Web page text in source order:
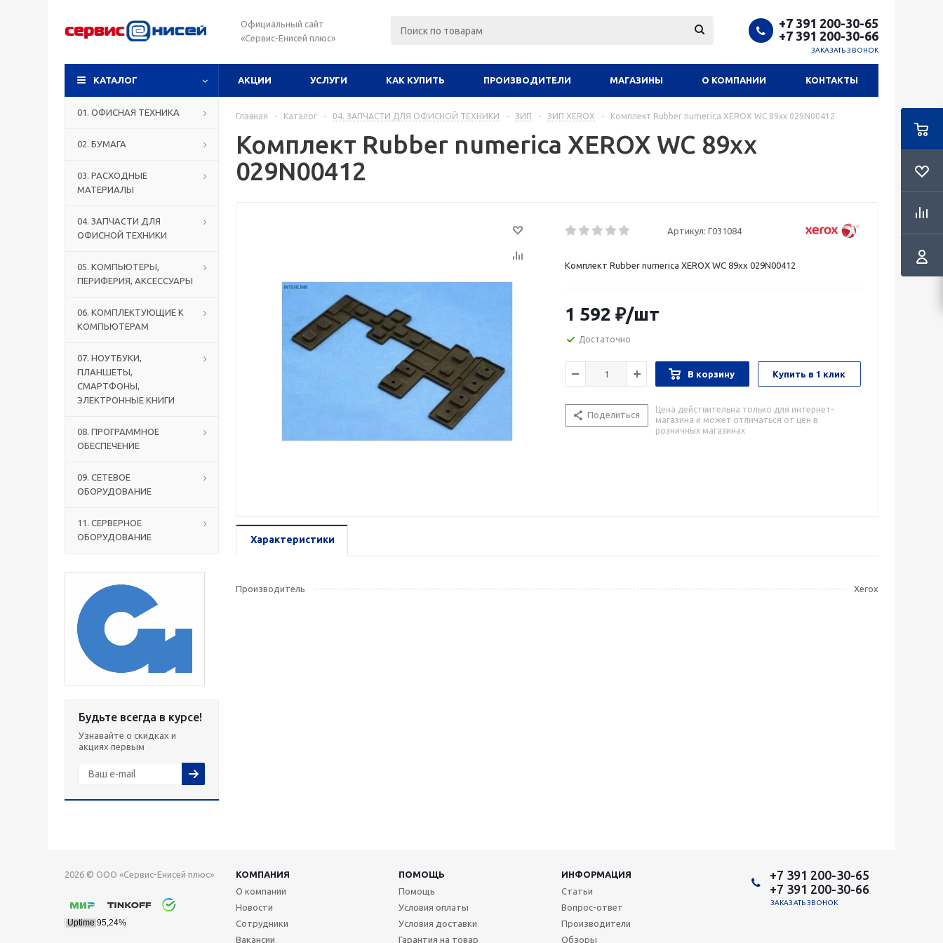
Официальный сайт
«Сервис-Енисей плюс»
+7 391 200-30-65
+7 391 200-30-66
ЗАКАЗАТЬ ЗВОНОК
КАТАЛОГ АКЦИИ УСЛУГИ КАК КУПИТЬ ПРОИЗВОДИТЕЛИ МАГАЗИНЫ О КОМПАНИИ КОНТАКТЫ
01. ОФИСНАЯ ТЕХНИКА
02. БУМАГА
03. РАСХОДНЫЕ
МАТЕРИАЛЫ
04. ЗАПЧАСТИ ДЛЯ
ОФИСНОЙ ТЕХНИКИ
05. КОМПЬЮТЕРЫ,
ПЕРИФЕРИЯ, АКСЕССУАРЫ
06. КОМПЛЕКТУЮЩИЕ К
КОМПЬЮТЕРАМ
07. НОУТБУКИ,
ПЛАНШЕТЫ,
СМАРТФОНЫ,
ЭЛЕКТРОННЫЕ КНИГИ
08. ПРОГРАММНОЕ
ОБЕСПЕЧЕНИЕ
09. СЕТЕВОЕ
ОБОРУДОВАНИЕ
11. СЕРВЕРНОЕ
ОБОРУДОВАНИЕ
Будьте всегда в курсе!
Узнавайте о скидках и
акциях первым
Главная - Каталог - 04. ЗАПЧАСТИ ДЛЯ ОФИСНОЙ ТЕХНИКИ - ЗИП - ЗИП XEROX - Комплект Rubber numerica XEROX WC 89xx 029N00412
Комплект Rubber numerica XEROX WC 89xx
029N00412
Артикул: Г031084
Комплект Rubber numerica XEROX WC 89xx 029N00412
1 592 ₽/шт
Достаточно
В корзину Купить в 1 клик
Поделиться
Цена действительна только для интернет-
магазина и может отличаться от цен в
розничных магазинах
Характеристики
Производитель Xerox
2026 © ООО «Сервис-Енисей плюс» КОМПАНИЯ ПОМОЩЬ
ИНФОРМАЦИЯ
О компании
Новости
Сотрудники
Вакансии
Помощь
Условия оплаты
Условия доставки
Гарантия на товар
Статьи
Вопрос-ответ
Производители
Обзоры
+7 391 200-30-65
+7 391 200-30-66
ЗАКАЗАТЬ ЗВОНОК